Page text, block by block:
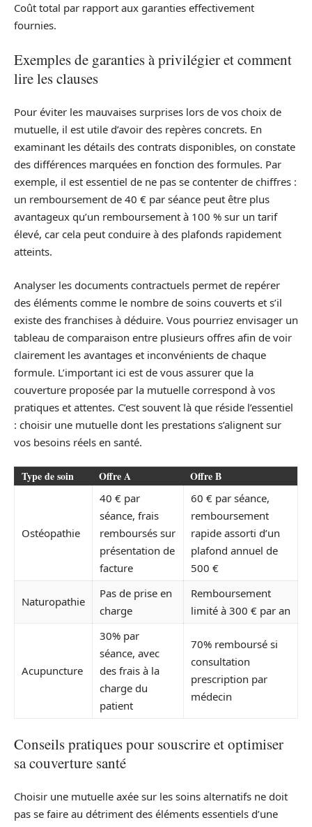
Coût total par rapport aux garanties effectivement
fournies.
Exemples de garanties à privilégier et comment
lire les clauses
Pour éviter les mauvaises surprises lors de vos choix de
mutuelle, il est utile d’avoir des repères concrets. En
examinant les détails des contrats disponibles, on constate
des différences marquées en fonction des formules. Par
exemple, il est essentiel de ne pas se contenter de chiffres :
un remboursement de 40 € par séance peut être plus
avantageux qu’un remboursement à 100 % sur un tarif
élevé, car cela peut conduire à des plafonds rapidement
atteints.
Analyser les documents contractuels permet de repérer
des éléments comme le nombre de soins couverts et s’il
existe des franchises à déduire. Vous pourriez envisager un
tableau de comparaison entre plusieurs offres afin de voir
clairement les avantages et inconvénients de chaque
formule. L’important ici est de vous assurer que la
couverture proposée par la mutuelle correspond à vos
pratiques et attentes. C’est souvent là que réside l’essentiel
: choisir une mutuelle dont les prestations s’alignent sur
vos besoins réels en santé.
Type de soin Offre A Offre B
Ostéopathie
40 € par
séance, frais
remboursés sur
présentation de
facture
60 € par séance,
remboursement
rapide assorti d’un
plafond annuel de
500 €
Naturopathie
Pas de prise en
charge
Remboursement
limité à 300 € par an
Acupuncture
30% par
séance, avec
des frais à la
charge du
patient
70% remboursé si
consultation
prescription par
médecin
Conseils pratiques pour souscrire et optimiser
sa couverture santé
Choisir une mutuelle axée sur les soins alternatifs ne doit
pas se faire au détriment des éléments essentiels d’une